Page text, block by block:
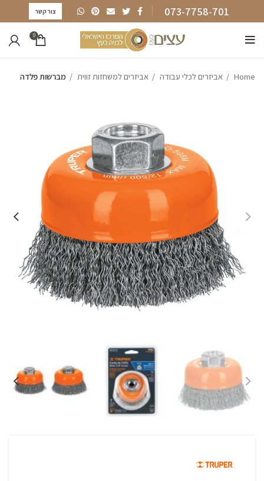
073-7758-701 צור קשר
0
Home אביזרים לכלי עבודה אביזרים למשחזות זווית מברשות פלדה